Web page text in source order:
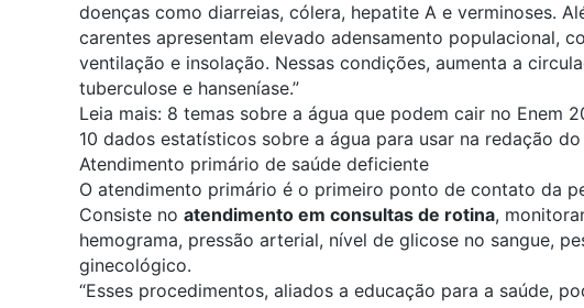
doenças como diarreias, cólera, hepatite A e verminoses.
carentes apresentam elevado adensamento populacional,
ventilação e insolação. Nessas condições, aumenta a
tuberculose e hanseníase.”
Leia mais: 8 temas sobre a água que podem cair no Enem
10 dados estatísticos sobre a água para usar na redação
Atendimento primário de saúde deficiente
O atendimento primário é o primeiro ponto de contato da
Consiste no atendimento em consultas de rotina,
hemograma, pressão arterial, nível de glicose no sangue,
ginecológico.
“Esses procedimentos, aliados a educação para a saúde,